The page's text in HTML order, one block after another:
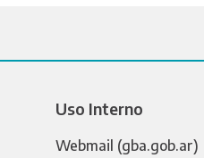
Uso Interno
Webmail (gba.gob.ar)